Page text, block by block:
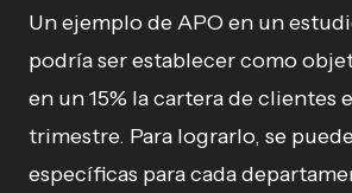
Un ejemplo de APO en un
podría ser establecer como
en un 15% la cartera de clientes
trimestre. Para lograrlo, se
específicas para cada